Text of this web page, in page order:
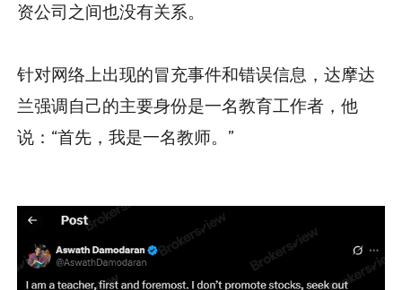
资公司之间也没有关系。
针对网络上出现的冒充事件和错误信息，达摩达
兰强调自己的主要身份是一名教育工作者，他
说：“首先，我是一名教师。”